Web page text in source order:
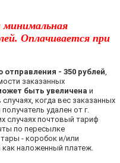
минимальная
Оплачивается при
- 350 рублей,
заказанных
быть увеличена и
когда вес заказанных
удален от г.
случаях почтовый тариф
по пересылке
- коробок и/или
как наложенный платеж.